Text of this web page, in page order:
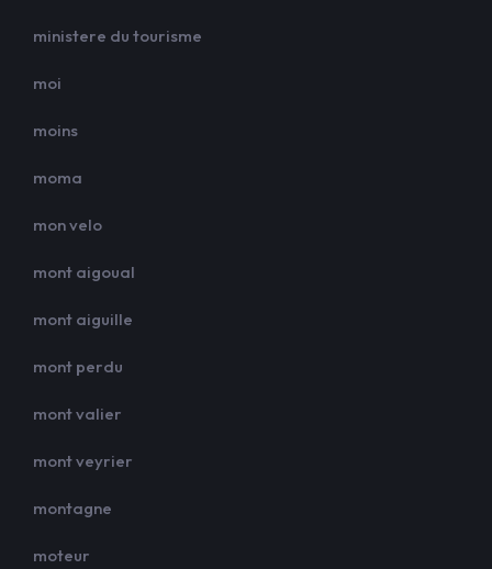
ministere du tourisme
moi
moins
moma
mon velo
mont aigoual
mont aiguille
mont perdu
mont valier
mont veyrier
montagne
moteur